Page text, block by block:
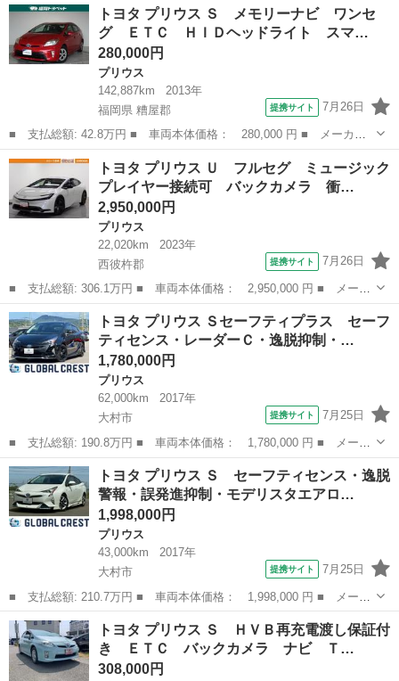
ングセレクション フルセグ メモリーナビ ＤＶＤ再生 バックカ
メラ 衝...
長崎 諫早市 プリウス
トヨタ プリウス Ｓ メモリーナビ ワンセ
グ ＥＴＣ ＨＩＤヘッドライト スマ…
280,000円
プリウス
142,887km
2013年
福岡県 糟屋郡
提携サイト 7月26日
■ 支払総額: 42.8万円 ■ 車両本体価格： 280,000 円 ■ メーカー
名： トヨタ ■ 車種名： プリウス ■ グレード名： Ｓ メモリ
ーナビ ワンセグ ＥＴＣ ＨＩＤヘッドライト スマートキー ■
排気量： ...
福岡 糟屋郡 プリウス
トヨタ プリウス Ｕ フルセグ ミュージック
プレイヤー接続可 バックカメラ 衝…
2,950,000円
プリウス
22,020km
2023年
西彼杵郡
提携サイト 7月26日
■ 支払総額: 306.1万円 ■ 車両本体価格： 2,950,000 円 ■ メーカ
ー名： トヨタ ■ 車種名： プリウス ■ グレード名： Ｕ フル
セグ ミュージックプレイヤー接続可 バックカメラ 衝突被害軽減
システム...
長崎 西彼杵郡 プリウス
トヨタ プリウス Ｓセーフティプラス セーフ
ティセンス・レーダーＣ・逸脱抑制・…
1,780,000円
プリウス
62,000km
2017年
大村市
提携サイト 7月25日
■ 支払総額: 190.8万円 ■ 車両本体価格： 1,780,000 円 ■ メーカ
ー名： トヨタ ■ 車種名： プリウス ■ グレード名： Ｓセーフ
ティプラス セーフティセンス・レーダーＣ・逸脱抑制・Ａハイビー
ム・Ａリ...
長崎 大村市 プリウス
トヨタ プリウス Ｓ セーフティセンス・逸脱
警報・誤発進抑制・モデリスタエアロ…
1,998,000円
プリウス
43,000km
2017年
大村市
提携サイト 7月25日
■ 支払総額: 210.7万円 ■ 車両本体価格： 1,998,000 円 ■ メーカ
ー名： トヨタ ■ 車種名： プリウス ■ グレード名： Ｓ セー
フティセンス・逸脱警報・誤発進抑制・モデリスタエアロ・純１７Ａ
Ｗ・Ａリ...
長崎 大村市 プリウス
トヨタ プリウス Ｓ ＨＶＢ再充電渡し保証付
き ＥＴＣ バックカメラ ナビ Ｔ…
308,000円